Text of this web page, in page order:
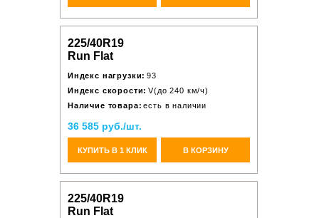
225/40R19
Run Flat
Индекс нагрузки: 93
Индекс скорости: V(до 240 км/ч)
Наличие товара: есть в наличии
36 585 руб./шт.
КУПИТЬ В 1 КЛИК В КОРЗИНУ
225/40R19
Run Flat